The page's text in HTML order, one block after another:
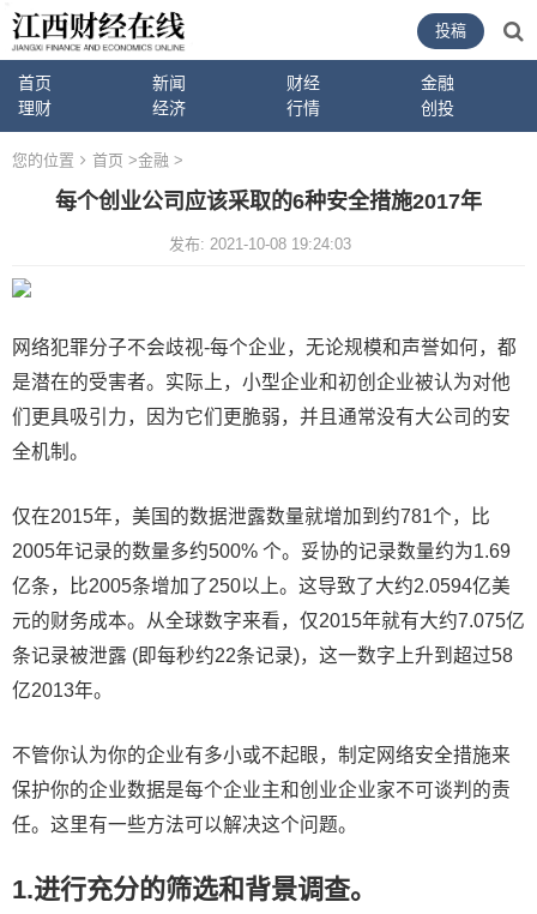
首页 新闻 财经
金融
理财
经济 行情 创投
投稿
您的位置 首页 >金融 >
每个创业公司应该采取的6种安全措施2017年
发布: 2021-10-08 19:24:03
网络犯罪分子不会歧视-每个企业，无论规模和声誉如何，都
是潜在的受害者。实际上，小型企业和初创企业被认为对他
们更具吸引力，因为它们更脆弱，并且通常没有大公司的安
全机制。
仅在2015年，美国的数据泄露数量就增加到约781个，比
2005年记录的数量多约500% 个。妥协的记录数量约为1.69
亿条，比2005条增加了250以上。这导致了大约2.0594亿美
元的财务成本。从全球数字来看，仅2015年就有大约7.075亿
条记录被泄露 (即每秒约22条记录)，这一数字上升到超过58
亿2013年。
不管你认为你的企业有多小或不起眼，制定网络安全措施来
保护你的企业数据是每个企业主和创业企业家不可谈判的责
任。这里有一些方法可以解决这个问题。
1.进行充分的筛选和背景调查。